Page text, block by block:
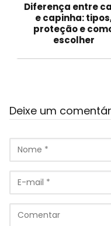
Diferença entre
e capinha:
proteção e
escolher
Deixe um